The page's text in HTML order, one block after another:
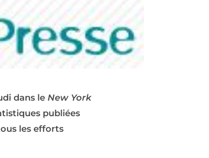
dans le New York
publiées
les efforts